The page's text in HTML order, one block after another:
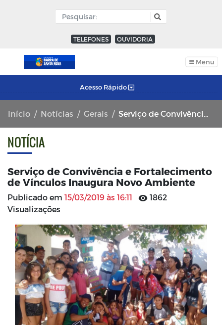
TELEFONES OUVIDORIA
Menu
Acesso Rápido
Início Notícias Gerais Serviço de Convivência e Fortalecimento de Vínculos Inaugura Novo Ambiente
NOTÍCIA
Serviço de Convivência e Fortalecimento
de Vínculos Inaugura Novo Ambiente
Publicado em 15/03/2019 às 16:11
1862
Visualizações